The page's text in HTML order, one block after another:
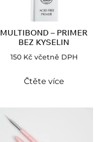
MULTIBOND – PRIMER
BEZ KYSELIN
150 Kč včetně DPH
Čtěte více